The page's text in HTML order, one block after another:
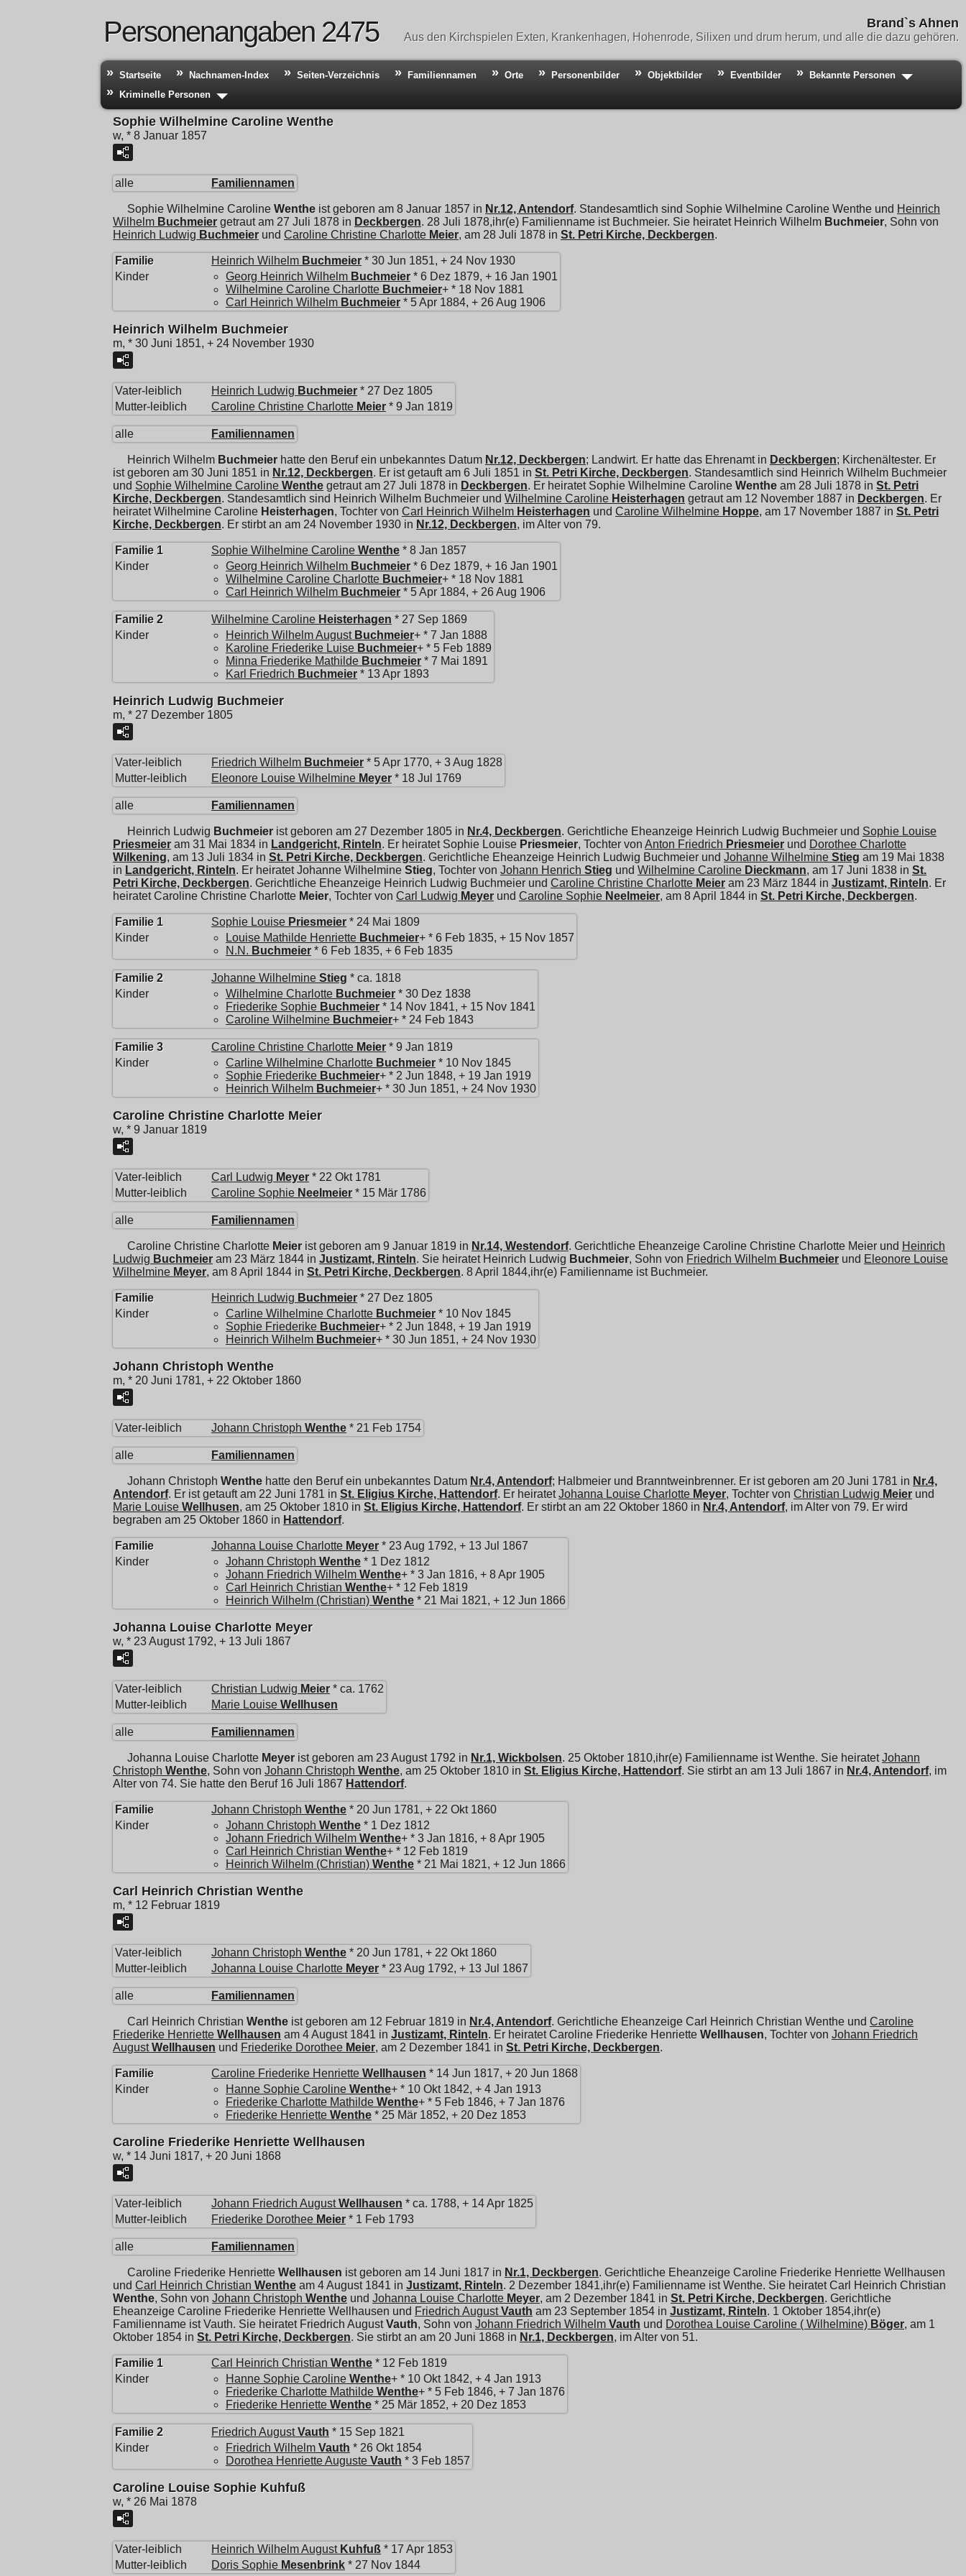
Brand`s Ahnen
Aus den Kirchspielen Exten, Krankenhagen, Hohenrode, Silixen und drum herum, und alle die dazu gehören.
Personenangaben 2475
Startseite Nachnamen-Index Seiten-Verzeichnis Familiennamen Orte Personenbilder Objektbilder Eventbilder
Bekannte Personen
Kriminelle Personen
Sophie Wilhelmine Caroline Wenthe
w, * 8 Januar 1857
alle Familiennamen
Sophie Wilhelmine Caroline Wenthe ist geboren am 8 Januar 1857 in Nr.12, Antendorf. Standesamtlich sind Sophie Wilhelmine Caroline Wenthe und Heinrich
Wilhelm Buchmeier getraut am 27 Juli 1878 in Deckbergen. 28 Juli 1878,ihr(e) Familienname ist Buchmeier. Sie heiratet Heinrich Wilhelm Buchmeier, Sohn von
Heinrich Ludwig Buchmeier und Caroline Christine Charlotte Meier, am 28 Juli 1878 in St. Petri Kirche, Deckbergen.
Familie Heinrich Wilhelm Buchmeier * 30 Jun 1851, + 24 Nov 1930
Kinder
Georg Heinrich Wilhelm Buchmeier * 6 Dez 1879, + 16 Jan 1901
Wilhelmine Caroline Charlotte Buchmeier+ * 18 Nov 1881
Carl Heinrich Wilhelm Buchmeier * 5 Apr 1884, + 26 Aug 1906
Heinrich Wilhelm Buchmeier
m, * 30 Juni 1851, + 24 November 1930
Vater-leiblich Heinrich Ludwig Buchmeier * 27 Dez 1805
Mutter-leiblich
Caroline Christine Charlotte Meier * 9 Jan 1819
alle Familiennamen
Heinrich Wilhelm Buchmeier hatte den Beruf ein unbekanntes Datum Nr.12, Deckbergen; Landwirt. Er hatte das Ehrenamt in Deckbergen; Kirchenältester. Er
ist geboren am 30 Juni 1851 in Nr.12, Deckbergen. Er ist getauft am 6 Juli 1851 in St. Petri Kirche, Deckbergen. Standesamtlich sind Heinrich Wilhelm Buchmeier
und Sophie Wilhelmine Caroline Wenthe getraut am 27 Juli 1878 in Deckbergen. Er heiratet Sophie Wilhelmine Caroline Wenthe am 28 Juli 1878 in St. Petri
Kirche, Deckbergen. Standesamtlich sind Heinrich Wilhelm Buchmeier und Wilhelmine Caroline Heisterhagen getraut am 12 November 1887 in Deckbergen. Er
heiratetWilhelmine Caroline Heisterhagen, Tochter von Carl Heinrich Wilhelm Heisterhagen und Caroline Wilhelmine Hoppe, am 17 November 1887 in St. Petri
Kirche, Deckbergen. Er stirbt an am 24 November 1930 in Nr.12, Deckbergen, im Alter von 79.
Familie 1 Sophie Wilhelmine Caroline Wenthe * 8 Jan 1857
Kinder
Georg Heinrich Wilhelm Buchmeier * 6 Dez 1879, + 16 Jan 1901
Wilhelmine Caroline Charlotte Buchmeier+ * 18 Nov 1881
Carl Heinrich Wilhelm Buchmeier * 5 Apr 1884, + 26 Aug 1906
Familie 2 Wilhelmine Caroline Heisterhagen * 27 Sep 1869
Kinder
Heinrich Wilhelm August Buchmeier+ * 7 Jan 1888
Karoline Friederike Luise Buchmeier+ * 5 Feb 1889
Minna Friederike Mathilde Buchmeier * 7 Mai 1891
Karl Friedrich Buchmeier * 13 Apr 1893
Heinrich Ludwig Buchmeier
m, * 27 Dezember 1805
Vater-leiblich Friedrich Wilhelm Buchmeier * 5 Apr 1770, + 3 Aug 1828
Mutter-leiblich
Eleonore Louise Wilhelmine Meyer * 18 Jul 1769
alle Familiennamen
Heinrich Ludwig Buchmeier ist geboren am 27 Dezember 1805 in Nr.4, Deckbergen. Gerichtliche Eheanzeige Heinrich Ludwig Buchmeier und Sophie Louise
Priesmeier am 31 Mai 1834 in Landgericht, Rinteln. Er heiratet Sophie Louise Priesmeier, Tochter von Anton Friedrich Priesmeier und Dorothee Charlotte
Wilkening, am 13 Juli 1834 in St. Petri Kirche, Deckbergen. Gerichtliche Eheanzeige Heinrich Ludwig Buchmeier und Johanne Wilhelmine Stieg am 19 Mai 1838
in Landgericht, Rinteln. Er heiratetJohanne Wilhelmine Stieg, Tochter von Johann Henrich Stieg und Wilhelmine Caroline Dieckmann, am 17 Juni 1838 in St.
Petri Kirche, Deckbergen. Gerichtliche Eheanzeige Heinrich Ludwig Buchmeier und Caroline Christine Charlotte Meier am 23 März 1844 in Justizamt, Rinteln. Er
heiratetCaroline Christine Charlotte Meier, Tochter von Carl Ludwig Meyer und Caroline Sophie Neelmeier, am 8 April 1844 in St. Petri Kirche, Deckbergen.
Familie 1 Sophie Louise Priesmeier * 24 Mai 1809
Kinder
Louise Mathilde Henriette Buchmeier+ * 6 Feb 1835, + 15 Nov 1857
N.N. Buchmeier * 6 Feb 1835, + 6 Feb 1835
Familie 2 Johanne Wilhelmine Stieg * ca. 1818
Kinder
Wilhelmine Charlotte Buchmeier * 30 Dez 1838
Friederike Sophie Buchmeier * 14 Nov 1841, + 15 Nov 1841
Caroline Wilhelmine Buchmeier+ * 24 Feb 1843
Familie 3 Caroline Christine Charlotte Meier * 9 Jan 1819
Kinder
Carline Wilhelmine Charlotte Buchmeier * 10 Nov 1845
Sophie Friederike Buchmeier+ * 2 Jun 1848, + 19 Jan 1919
Heinrich Wilhelm Buchmeier+ * 30 Jun 1851, + 24 Nov 1930
Caroline Christine Charlotte Meier
w, * 9 Januar 1819
Vater-leiblich Carl Ludwig Meyer * 22 Okt 1781
Mutter-leiblich
Caroline Sophie Neelmeier * 15 Mär 1786
alle Familiennamen
Caroline Christine Charlotte Meier ist geboren am 9 Januar 1819 in Nr.14, Westendorf. Gerichtliche Eheanzeige Caroline Christine Charlotte Meier und Heinrich
Ludwig Buchmeier am 23 März 1844 in Justizamt, Rinteln. Sie heiratet Heinrich Ludwig Buchmeier, Sohn von Friedrich Wilhelm Buchmeier und Eleonore Louise
Wilhelmine Meyer, am 8 April 1844 in St. Petri Kirche, Deckbergen. 8 April 1844,ihr(e) Familienname ist Buchmeier.
Familie Heinrich Ludwig Buchmeier * 27 Dez 1805
Kinder
Carline Wilhelmine Charlotte Buchmeier * 10 Nov 1845
Sophie Friederike Buchmeier+ * 2 Jun 1848, + 19 Jan 1919
Heinrich Wilhelm Buchmeier+ * 30 Jun 1851, + 24 Nov 1930
Johann Christoph Wenthe
m, * 20 Juni 1781, + 22 Oktober 1860
Vater-leiblich Johann Christoph Wenthe * 21 Feb 1754
alle Familiennamen
Johann Christoph Wenthe hatte den Beruf ein unbekanntes Datum Nr.4, Antendorf; Halbmeier und Branntweinbrenner. Er ist geboren am 20 Juni 1781 in Nr.4,
Antendorf. Er ist getauft am 22 Juni 1781 in St. Eligius Kirche, Hattendorf. Er heiratetJohanna Louise Charlotte Meyer, Tochter von Christian Ludwig Meier und
Marie Louise Wellhusen, am 25 Oktober 1810 in St. Eligius Kirche, Hattendorf. Er stirbt an am 22 Oktober 1860 in Nr.4, Antendorf, im Alter von 79. Er wird
begraben am 25 Oktober 1860 in Hattendorf.
Familie Johanna Louise Charlotte Meyer * 23 Aug 1792, + 13 Jul 1867
Kinder
Johann Christoph Wenthe * 1 Dez 1812
Johann Friedrich Wilhelm Wenthe+ * 3 Jan 1816, + 8 Apr 1905
Carl Heinrich Christian Wenthe+ * 12 Feb 1819
Heinrich Wilhelm (Christian) Wenthe * 21 Mai 1821, + 12 Jun 1866
Johanna Louise Charlotte Meyer
w, * 23 August 1792, + 13 Juli 1867
Vater-leiblich Christian Ludwig Meier * ca. 1762
Mutter-leiblich
Marie Louise Wellhusen
alle Familiennamen
Johanna Louise Charlotte Meyer ist geboren am 23 August 1792 in Nr.1, Wickbolsen. 25 Oktober 1810,ihr(e) Familienname ist Wenthe. Sie heiratetJohann
Christoph Wenthe, Sohn von Johann Christoph Wenthe, am 25 Oktober 1810 in St. Eligius Kirche, Hattendorf. Sie stirbt an am 13 Juli 1867 in Nr.4, Antendorf, im
Alter von 74. Sie hatte den Beruf 16 Juli 1867 Hattendorf.
Familie Johann Christoph Wenthe * 20 Jun 1781, + 22 Okt 1860
Kinder
Johann Christoph Wenthe * 1 Dez 1812
Johann Friedrich Wilhelm Wenthe+ * 3 Jan 1816, + 8 Apr 1905
Carl Heinrich Christian Wenthe+ * 12 Feb 1819
Heinrich Wilhelm (Christian) Wenthe * 21 Mai 1821, + 12 Jun 1866
Carl Heinrich Christian Wenthe
m, * 12 Februar 1819
Vater-leiblich Johann Christoph Wenthe * 20 Jun 1781, + 22 Okt 1860
Mutter-leiblich
Johanna Louise Charlotte Meyer * 23 Aug 1792, + 13 Jul 1867
alle Familiennamen
Carl Heinrich Christian Wenthe ist geboren am 12 Februar 1819 in Nr.4, Antendorf. Gerichtliche Eheanzeige Carl Heinrich Christian Wenthe und Caroline
Friederike Henriette Wellhausen am 4 August 1841 in Justizamt, Rinteln. Er heiratetCaroline Friederike Henriette Wellhausen, Tochter von Johann Friedrich
August Wellhausen und Friederike Dorothee Meier, am 2 Dezember 1841 in St. Petri Kirche, Deckbergen.
Familie Caroline Friederike Henriette Wellhausen * 14 Jun 1817, + 20 Jun 1868
Kinder
Hanne Sophie Caroline Wenthe+ * 10 Okt 1842, + 4 Jan 1913
Friederike Charlotte Mathilde Wenthe+ * 5 Feb 1846, + 7 Jan 1876
Friederike Henriette Wenthe * 25 Mär 1852, + 20 Dez 1853
Caroline Friederike Henriette Wellhausen
w, * 14 Juni 1817, + 20 Juni 1868
Vater-leiblich Johann Friedrich August Wellhausen * ca. 1788, + 14 Apr 1825
Mutter-leiblich
Friederike Dorothee Meier * 1 Feb 1793
alle Familiennamen
Caroline Friederike Henriette Wellhausen ist geboren am 14 Juni 1817 in Nr.1, Deckbergen. Gerichtliche Eheanzeige Caroline Friederike Henriette Wellhausen
und Carl Heinrich Christian Wenthe am 4 August 1841 in Justizamt, Rinteln. 2 Dezember 1841,ihr(e) Familienname ist Wenthe. Sie heiratetCarl Heinrich Christian
Wenthe, Sohn von Johann Christoph Wenthe und Johanna Louise Charlotte Meyer, am 2 Dezember 1841 in St. Petri Kirche, Deckbergen. Gerichtliche
Eheanzeige Caroline Friederike Henriette Wellhausen und Friedrich August Vauth am 23 September 1854 in Justizamt, Rinteln. 1 Oktober 1854,ihr(e)
Familienname ist Vauth. Sie heiratet Friedrich August Vauth, Sohn von Johann Friedrich Wilhelm Vauth und Dorothea Louise Caroline ( Wilhelmine) Böger, am 1
Oktober 1854 in St. Petri Kirche, Deckbergen. Sie stirbt an am 20 Juni 1868 in Nr.1, Deckbergen, im Alter von 51.
Familie 1 Carl Heinrich Christian Wenthe * 12 Feb 1819
Kinder
Hanne Sophie Caroline Wenthe+ * 10 Okt 1842, + 4 Jan 1913
Friederike Charlotte Mathilde Wenthe+ * 5 Feb 1846, + 7 Jan 1876
Friederike Henriette Wenthe * 25 Mär 1852, + 20 Dez 1853
Familie 2 Friedrich August Vauth * 15 Sep 1821
Kinder
Friedrich Wilhelm Vauth * 26 Okt 1854
Dorothea Henriette Auguste Vauth * 3 Feb 1857
Caroline Louise Sophie Kuhfuß
w, * 26 Mai 1878
Vater-leiblich Heinrich Wilhelm August Kuhfuß * 17 Apr 1853
Mutter-leiblich
Doris Sophie Mesenbrink * 27 Nov 1844